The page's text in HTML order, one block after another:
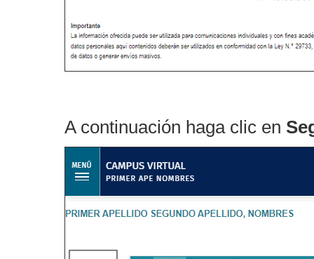
A continuación haga clic en